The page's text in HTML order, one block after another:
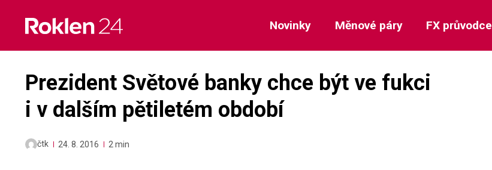
content
Novinky Měnové páry FX průvodce
Prezident Světové banky chce být ve fukci
i v dalším pětiletém období
čtk 24. 8. 2016 2 min